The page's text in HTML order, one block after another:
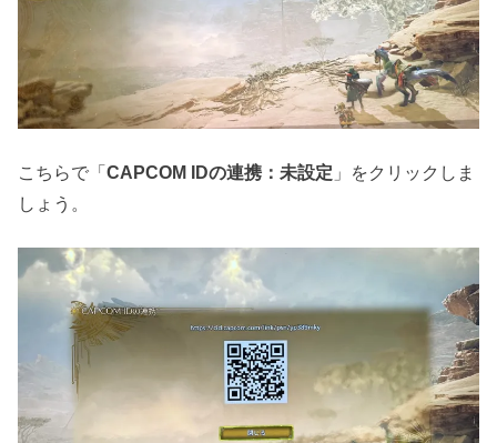
こちらで「CAPCOM IDの連携：未設定 」をクリックしま
しょう。